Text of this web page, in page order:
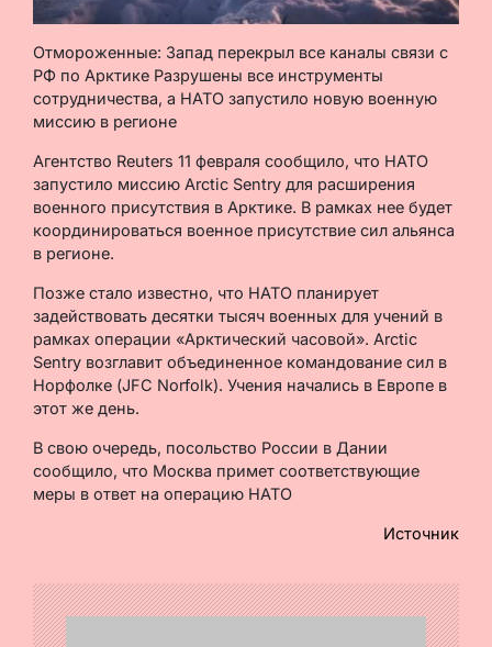
Отмороженные: Запад перекрыл все каналы связи с
РФ по Арктике Разрушены все инструменты
сотрудничества, а НАТО запустило новую военную
миссию в регионе
Агентство Reuters 11 февраля сообщило, что НАТО
запустило миссию Arctic Sentry для расширения
военного присутствия в Арктике. В рамках нее будет
координироваться военное присутствие сил альянса
в регионе.
Позже стало известно, что НАТО планирует
задействовать десятки тысяч военных для учений в
рамках операции «Арктический часовой». Arctic
Sentry возглавит объединенное командование сил в
Норфолке (JFC Norfolk). Учения начались в Европе в
этот же день.
В свою очередь, посольство России в Дании
сообщило, что Москва примет соответствующие
меры в ответ на операцию НАТО
Источник